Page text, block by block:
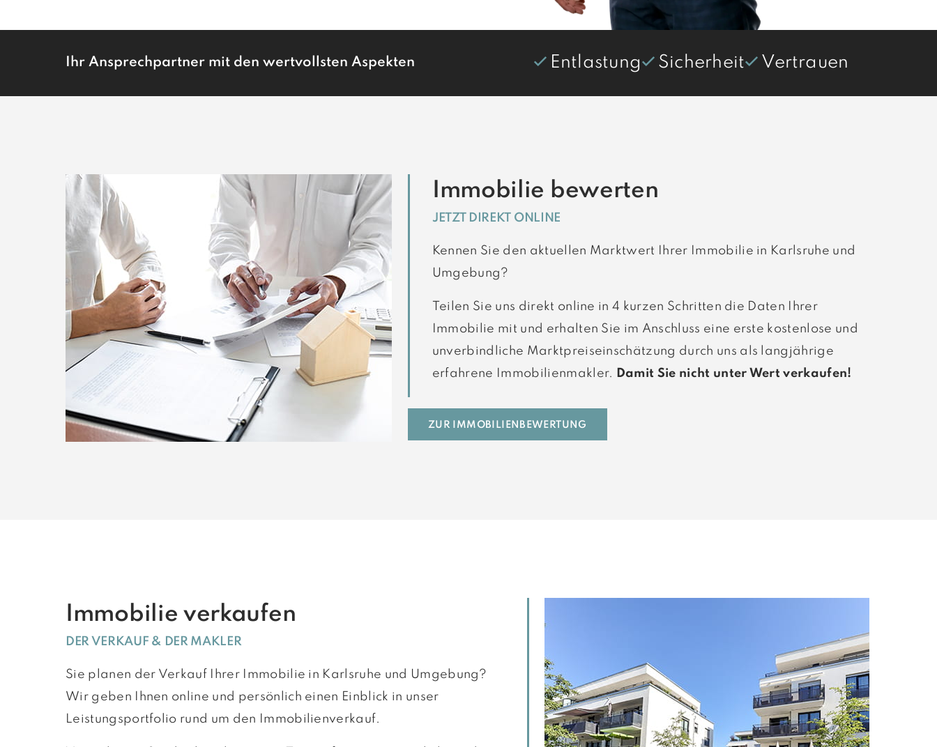
Ihr Ansprechpartner mit den wertvollsten Aspekten Entlastung Sicherheit Vertrauen
Immobilie bewerten
JETZT DIREKT ONLINE
Kennen Sie den aktuellen Marktwert Ihrer Immobilie in Karlsruhe und
Umgebung?
Teilen Sie uns direkt online in 4 kurzen Schritten die Daten Ihrer
Immobilie mit und erhalten Sie im Anschluss eine erste kostenlose und
unverbindliche Marktpreiseinschätzung durch uns als langjährige
erfahrene Immobilienmakler.
Damit Sie nicht unter Wert verkaufen!
ZUR IMMOBILIENBEWERTUNG
Immobilie verkaufen
DER VERKAUF & DER MAKLER
Sie planen der Verkauf Ihrer Immobilie in Karlsruhe und Umgebung?
Wir geben Ihnen online und persönlich einen Einblick in unser
Leistungsportfolio rund um den Immobilienverkauf.